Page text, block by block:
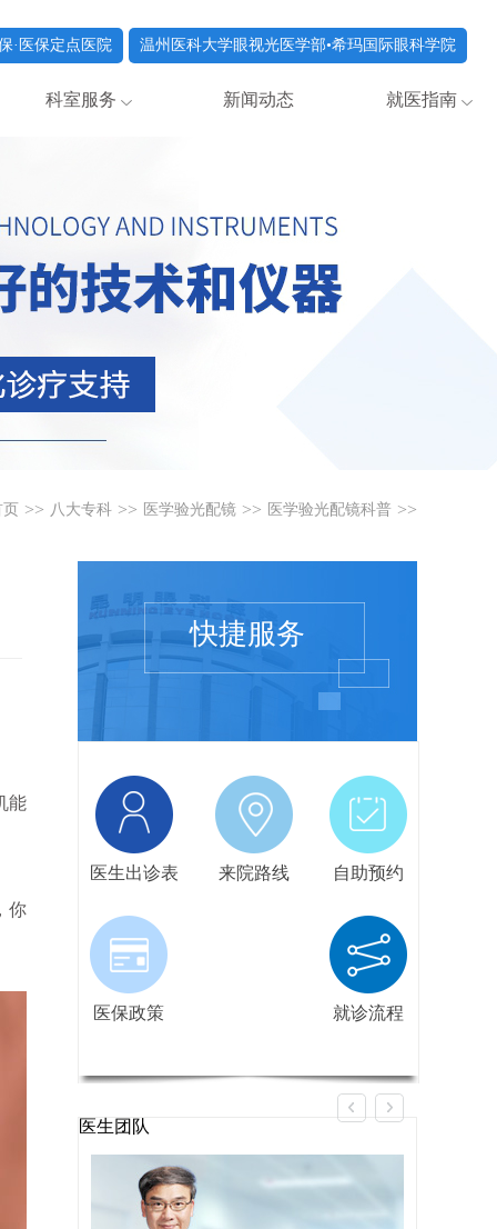
·医保定点医院 温州医科大学眼视光医学部•希玛国际眼科学院
科室服务 新闻动态 就医指南
>> 八大专科 >> 医学验光配镜 >> 医学验光配镜科普 >>
能
你
快捷服务
医生出诊表 来院路线 自助预约
医保政策 就诊流程
医生团队